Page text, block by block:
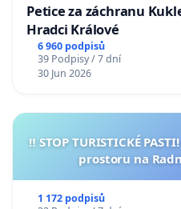
Petice za záchranu
Hradci Králové
6 960 podpisů
39 Podpisy / 7 dní
30 Jun 2026
‼️ STOP TURISTICKÉ
prostoru na
1 172 podpisů